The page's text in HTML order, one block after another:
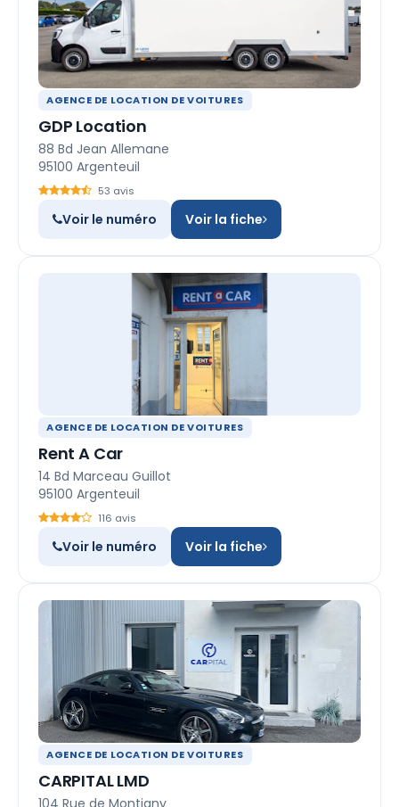
AGENCE DE LOCATION DE VOITURES
GDP Location
88 Bd Jean Allemane
95100 Argenteuil
53 avis
Voir le numéro Voir la fiche
AGENCE DE LOCATION DE VOITURES
Rent A Car
14 Bd Marceau Guillot
95100 Argenteuil
116 avis
Voir le numéro Voir la fiche
AGENCE DE LOCATION DE VOITURES
CARPITAL LMD
104 Rue de Montigny